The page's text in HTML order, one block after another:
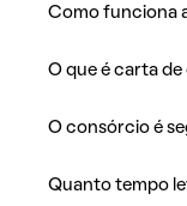
Como funciona
O que é carta
O consórcio é
Quanto tempo